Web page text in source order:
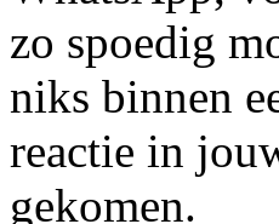
zo spoedig
niks binnen
reactie in
gekomen.